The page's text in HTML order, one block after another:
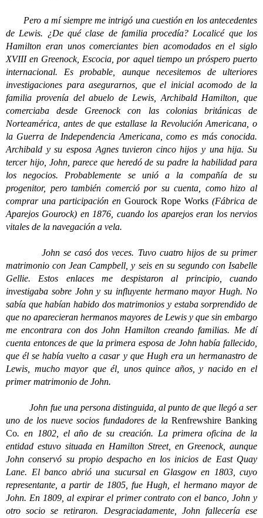
Pero a mí siempre me intrigó una cuestión en los antecedentes
de Lewis. ¿De qué clase de familia procedía? Localicé que los
Hamilton eran unos comerciantes bien acomodados en el siglo
XVIII en Greenock, Escocia, por aquel tiempo un próspero puerto
internacional. Es probable, aunque necesitemos de ulteriores
investigaciones para asegurarnos, que el inicial acomodo de la
familia provenía del abuelo de Lewis, Archibald Hamilton, que
comerciaba desde Greenock con las colonias británicas de
Norteamérica, antes de que estallase la Revolución Americana, o
la Guerra de Independencia Americana, como es más conocida.
Archibald y su esposa Agnes tuvieron cinco hijos y una hija. Su
tercer hijo, John, parece que heredó de su padre la habilidad para
los negocios. Probablemente se unió a la compañía de su
progenitor, pero también comerció por su cuenta, como hizo al
comprar una participación en Gourock Rope Works (Fábrica de
Aparejos Gourock) en 1876, cuando los aparejos eran los nervios
vitales de la navegación a vela.
John se casó dos veces. Tuvo cuatro hijos de su primer
matrimonio con Jean Campbell, y seis en su segundo con Isabelle
Gellie. Estos enlaces me despistaron al principio, cuando
investigaba sobre John y su influyente hermano mayor Hugh. No
sabía que habían habido dos matrimonios y estaba sorprendido de
que no aparecieran hermanos mayores de Lewis y que sin embargo
me encontrara con dos John Hamilton creando familias. Me dí
cuenta entonces de que la primera esposa de John había fallecido,
que él se había vuelto a casar y que Hugh era un hermanastro de
Lewis, mucho mayor que él, unos quince años, y nacido en el
primer matrimonio de John.
John fue una persona distinguida, al punto de que llegó a ser
uno de los nueve socios fundadores de laRenfrewshire Banking
Co. en 1802, el año de su creación. La primera oficina de la
entidad estuvo situada en Hamilton Street, en Greenock, aunque
John conservó su propio despacho en los inicios de East Quay
Lane. El banco abrió una sucursal en Glasgow en 1803, cuyo
representante, a partir de 1805, fue Hugh, el hermano mayor de
John. En 1809, al expirar el primer contrato con el banco, John y
otro socio se retiraron. Desgraciadamente, John fallecería ese